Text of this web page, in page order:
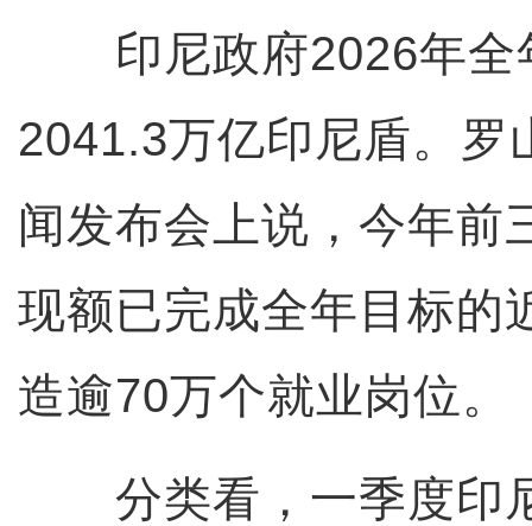
印尼政府2026年全
2041.3万亿印尼盾。罗
闻发布会上说，今年前
现额已完成全年目标的
造逾70万个就业岗位。
分类看，一季度印